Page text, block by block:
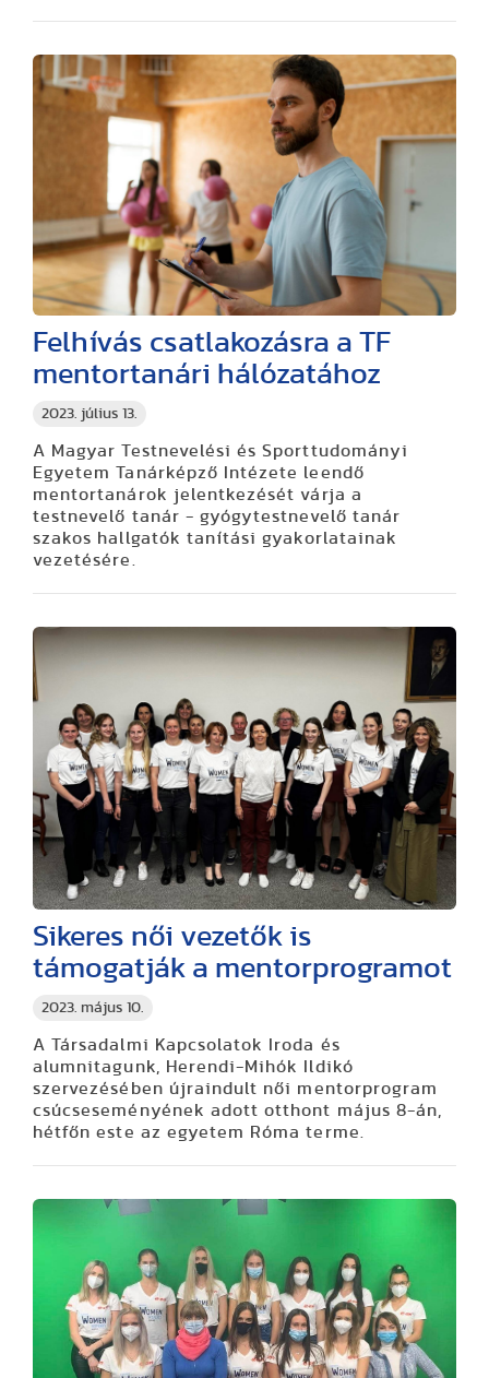
2023. július 13.
Felhívás csatlakozásra a TF
mentortanári hálózatához
A Magyar Testnevelési és Sporttudományi
Egyetem Tanárképző Intézete leendő
mentortanárok jelentkezését várja a
testnevelő tanár - gyógytestnevelő tanár
szakos hallgatók tanítási gyakorlatainak
vezetésére.
2023. május 10.
Sikeres női vezetők is
támogatják a mentorprogramot
A Társadalmi Kapcsolatok Iroda és
alumnitagunk, Herendi-Mihók Ildikó
szervezésében újraindult női mentorprogram
csúcseseményének adott otthont május 8-án,
hétfőn este az egyetem Róma terme.